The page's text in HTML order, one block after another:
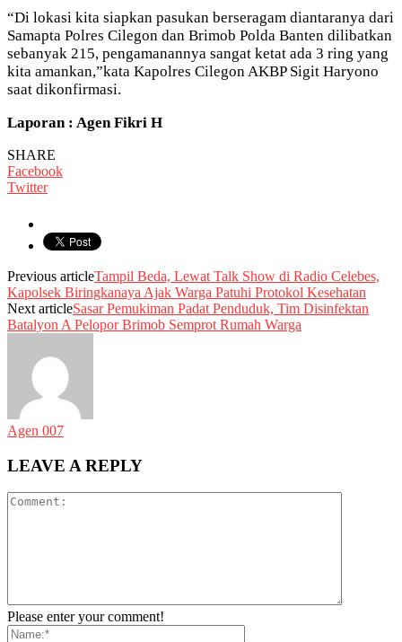
“Di lokasi kita siapkan pasukan berseragam diantaranya dari
Samapta Polres Cilegon dan Brimob Polda Banten dilibatkan
sebanyak 215, pengamanannya sangat ketat ada 3 ring yang
kita amankan,”kata Kapolres Cilegon AKBP Sigit Haryono
saat dikonfirmasi.
Laporan : Agen Fikri H
SHARE
Facebook
Twitter
Previous articleTampil Beda, Lewat Talk Show di Radio Celebes,
Kapolsek Biringkanaya Ajak Warga Patuhi Protokol Kesehatan
Next articleSasar Pemukiman Padat Penduduk, Tim Disinfektan
Batalyon A Pelopor Brimob Semprot Rumah Warga
Agen 007
LEAVE A REPLY
Please enter your comment!